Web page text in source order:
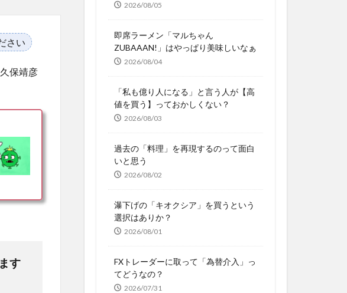
さい
保靖彦
す
2026/08/05
即席ラーメン「マルちゃん
ZUBAAAN!」はやっぱり美味しいなぁ
2026/08/04
「私も億り人になる」と言う人が【高
値を買う】っておかしくない？
2026/08/03
過去の「料理」を再現するのって面白
いと思う
2026/08/02
瀑下げの「キオクシア」を買うという
選択はありか？
2026/08/01
FXトレーダーに取って「為替介入」っ
てどうなの？
2026/07/31